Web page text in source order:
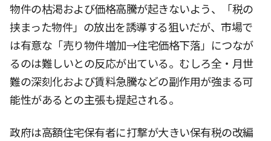
物件の枯渇および価格高騰が起きないよう、「税の
挟まった物件」の放出を誘導する狙いだが、市場で
は有意な「売り物件増加→住宅価格下落」につなが
るのは難しいとの反応が出ている。むしろ全・月世
難の深刻化および賃料急騰などの副作用が強まる可
能性があるとの主張も提起される。
政府は高額住宅保有者に打撃が大きい保有税の改編